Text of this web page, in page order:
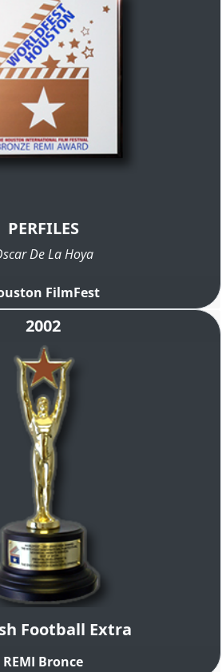
PERFILES
De La Hoya
FilmFest
2002
Football Extra
REMI Bronce